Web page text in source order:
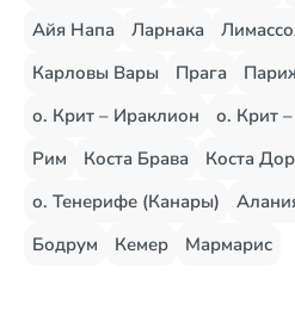
Айя Напа
Ларнака
Карловы Вары
Прага
о. Крит – Ираклион
о. Крит
Рим
Коста Брава Коста
о. Тенерифе (Канары)
Бодрум
Кемер Мармарис